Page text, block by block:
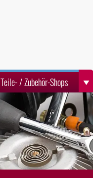
Teile- / Zubehör-Shops